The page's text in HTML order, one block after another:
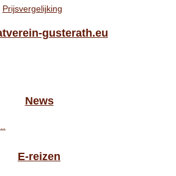
Prijsvergelijking
gusterath.eu
News
E-reizen